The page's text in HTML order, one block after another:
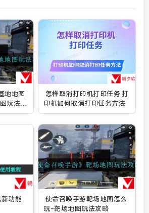
地地图
玩法攻
怎样取消打印机打印任务 打
印机如何取消打印任务方法
功能
使命召唤手游靶场地图怎么
玩-靶场地图玩法攻略